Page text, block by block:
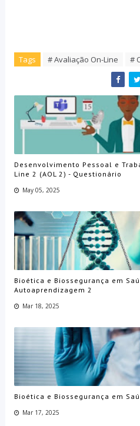
Tags # Avaliação On-Line #
Desenvolvimento Pessoal e
Line 2 (AOL 2) - Questionário
May 05, 2025
Bioética e Biossegurança em
Autoaprendizagem 2
Mar 18, 2025
Bioética e Biossegurança em
Mar 17, 2025